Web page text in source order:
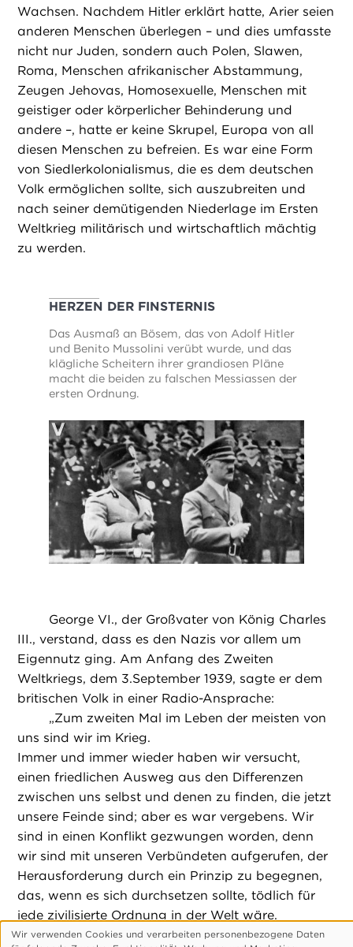
Wachsen. Nachdem Hitler erklärt hatte, Arier seien
anderen Menschen überlegen – und dies umfasste
nicht nur Juden, sondern auch Polen, Slawen,
Roma, Menschen afrikanischer Abstammung,
Zeugen Jehovas, Homosexuelle, Menschen mit
geistiger oder körperlicher Behinderung und
andere –, hatte er keine Skrupel, Europa von all
diesen Menschen zu befreien. Es war eine Form
von Siedlerkolonialismus, die es dem deutschen
Volk ermöglichen sollte, sich auszubreiten und
nach seiner demütigenden Niederlage im Ersten
Weltkrieg militärisch und wirtschaftlich mächtig
zu werden.
HERZEN DER FINSTERNIS
Das Ausmaß an Bösem, das von Adolf Hitler
und Benito Mussolini verübt wurde, und das
klägliche Scheitern ihrer grandiosen Pläne
macht die beiden zu falschen Messiassen der
ersten Ordnung.
George VI., der Großvater von König Charles
III., verstand, dass es den Nazis vor allem um
Eigennutz ging. Am Anfang des Zweiten
Weltkriegs, dem 3.September 1939, sagte er dem
britischen Volk in einer Radio-Ansprache:
„Zum zweiten Mal im Leben der meisten von
uns sind wir im Krieg.
Immer und immer wieder haben wir versucht,
einen friedlichen Ausweg aus den Differenzen
zwischen uns selbst und denen zu finden, die jetzt
unsere Feinde sind; aber es war vergebens. Wir
sind in einen Konflikt gezwungen worden, denn
wir sind mit unseren Verbündeten aufgerufen, der
Herausforderung durch ein Prinzip zu begegnen,
das, wenn es sich durchsetzen sollte, tödlich für
jede zivilisierte Ordnung in der Welt wäre.
Es ist ein Prinzip, das es einem Staat im
Verwendung
Wir verwenden Cookies und verarbeiten personenbezogene Daten